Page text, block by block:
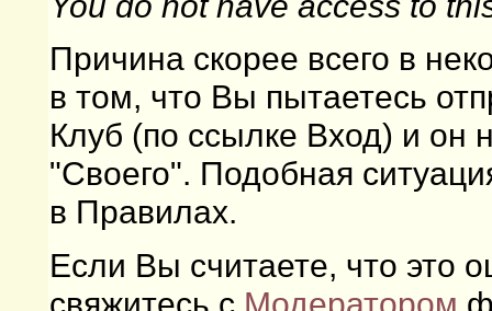
Причина скорее всего в
в том, что Вы пытаетесь
Клуб (по ссылке Вход) и он
"Своего". Подобная
в Правилах.
Если Вы считаете, что это
свяжитесь с Модератором